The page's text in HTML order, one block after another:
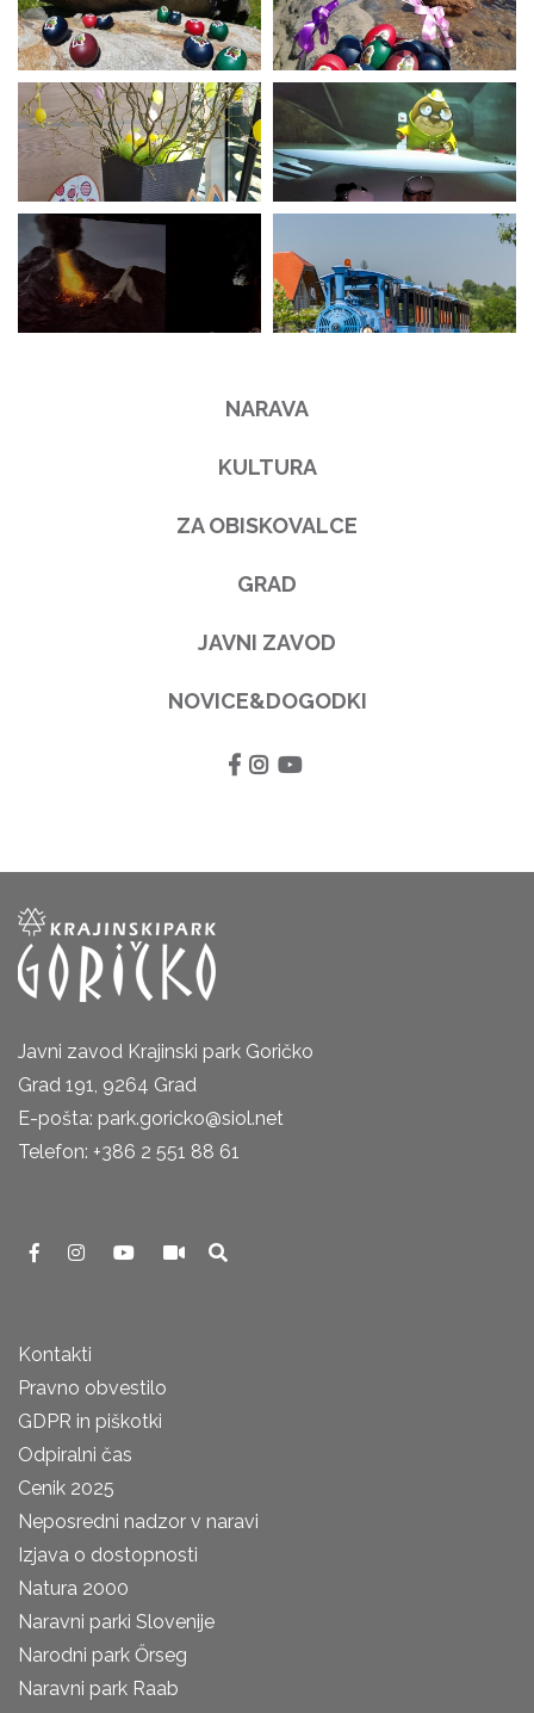
NARAVA
KULTURA
ZA OBISKOVALCE
GRAD
JAVNI ZAVOD
NOVICE&DOGODKI
Javni zavod Krajinski park Goričko
Grad 191, 9264 Grad
E-pošta: park.goricko@siol.net
Telefon: +386 2 551 88 61
Kontakti
Pravno obvestilo
GDPR in piškotki
Odpiralni čas
Cenik 2025
Neposredni nadzor v naravi
Izjava o dostopnosti
Natura 2000
Naravni parki Slovenije
Narodni park Őrseg
Naravni park Raab